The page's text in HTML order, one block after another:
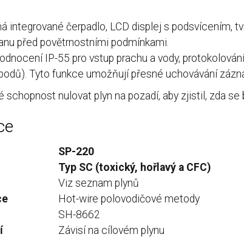
integrované čerpadlo, LCD displej s podsvícením,
před povětrnostními podmínkami.
IP-55 pro vstup prachu a vody,
Tyto funkce umožňují přesné uchovávání
schopnost nulovat plyn na pozadí, aby zjistil, zda se
SP-220
Typ SC (toxický, hořlavý a CFC)
Viz seznam plynů
Hot-wire polovodičové metody
SH-8662
Závisí na cílovém plynu